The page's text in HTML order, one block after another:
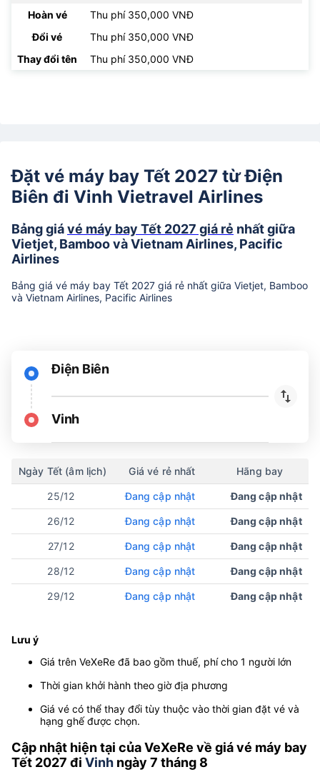
Hoàn vé
Thu phí 350,000 VNĐ
Đổi vé
Thu phí 350,000 VNĐ
Thay đổi tên
Thu phí 350,000 VNĐ
Đặt vé máy bay Tết 2027 từ Điện
Biên đi Vinh Vietravel Airlines
Bảng giávé máy bay Tết 2027 giá rẻ nhất giữa
Vietjet, Bamboo và Vietnam Airlines, Pacific
Airlines
Bảng giá vé máy bay Tết 2027 giá rẻ nhất giữa Vietjet, Bamboo
và Vietnam Airlines, Pacific Airlines
Điện Biên
Vinh
Ngày Tết (âm lịch) Giá vé rẻ nhất Hãng bay
25/12 Đang cập nhật Đang cập nhật
26/12 Đang cập nhật Đang cập nhật
27/12 Đang cập nhật Đang cập nhật
28/12 Đang cập nhật Đang cập nhật
29/12 Đang cập nhật Đang cập nhật
Lưu ý
Giá trên VeXeRe đã bao gồm thuế, phí cho 1 người lớn
Thời gian khởi hành theo giờ địa phương
Giá vé có thể thay đổi tùy thuộc vào thời gian đặt vé và
hạng ghế được chọn.
Cập nhật hiện tại của VeXeRe về giá vé máy bay
Tết 2027 đi Vinh ngày 7 tháng 8